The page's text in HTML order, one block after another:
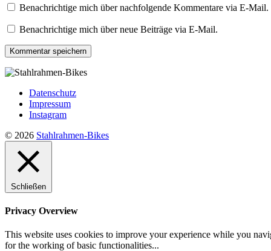
Benachrichtige mich über nachfolgende Kommentare via E-Mail.
Benachrichtige mich über neue Beiträge via E-Mail.
Datenschutz
Impressum
Instagram
© 2026 Stahlrahmen-Bikes
Schließen
Privacy Overview
This website uses cookies to improve your experience while you
for the working of basic functionalities...